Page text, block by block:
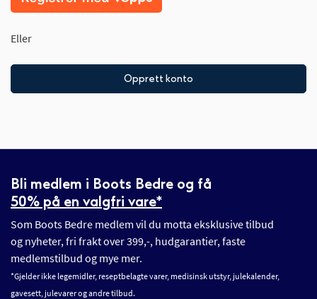
Eller
Opprett konto
Bli medlem i Boots Bedre og få
50% på en valgfri vare*
Som Boots Bedre medlem vil du motta eksklusive tilbud
og nyheter, fri frakt over 399,-, hudgarantier, faste
medlemstilbud og mye mer.
*Gjelder ikke legemidler, reseptbelagte varer, medisinsk utstyr, julekalender,
gavesett, julevarer og andre tilbud.